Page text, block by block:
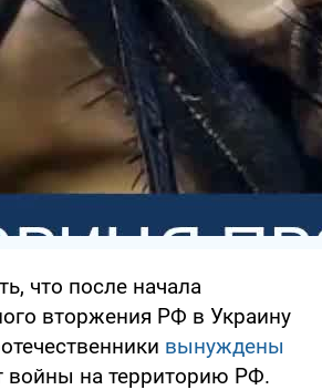
что после начала
вторжения РФ в Украину
вынуждены
войны на территорию РФ.